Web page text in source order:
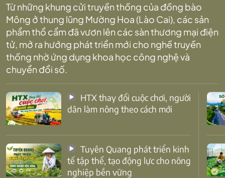
Từ những khung cửi truyền thống của đồng bào
Mông ở thung lũng Mường Hoa (Lào Cai), các sản
phẩm thổ cẩm đã vươn lên các sàn thương mại điện
tử, mở ra hướng phát triển mới cho nghề truyền
thống nhờ ứng dụng khoa học công nghệ và
chuyển đổi số.
dân làm nông theo cách mới
tế tập thể, tạo động lực cho nông
nghiệp bền vững